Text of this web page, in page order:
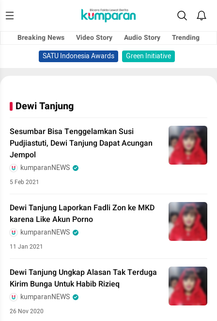
Breaking News Video Story Audio Story
Trending
SATU Indonesia Awards
Green Initiative
Dewi Tanjung
Sesumbar Bisa Tenggelamkan Susi
Pudjiastuti, Dewi Tanjung Dapat Acungan
Jempol
kumparanNEWS
5 Feb 2021
Dewi Tanjung Laporkan Fadli Zon ke MKD
karena Like Akun Porno
kumparanNEWS
11 Jan 2021
Dewi Tanjung Ungkap Alasan Tak Terduga
Kirim Bunga Untuk Habib Rizieq
kumparanNEWS
26 Nov 2020